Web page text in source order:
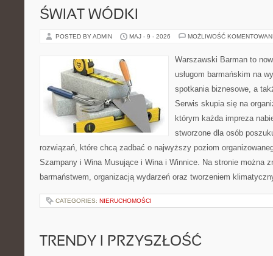
ŚWIAT WÓDKI
POSTED BY ADMIN MAJ - 9 - 2026 MOŻLIWOŚĆ
Warszawski Barman to
usługom barmańskim na
spotkania biznesowe, a
Serwis skupia się na
którym każda impreza
stworzone dla osób
rozwiązań, które chcą zadbać o najwyższy poziom
Szampany i Wina Musujące i Wina i Winnice. Na stronie można
barmaństwem, organizacją wydarzeń oraz tworzeniem
CATEGORIES: NIERUCHOMOŚCI
TRENDY I PRZYSZŁOŚĆ